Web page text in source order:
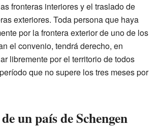
fronteras interiores y el traslado de
exteriores. Toda persona que haya
por la frontera exterior de uno de los
el convenio, tendrá derecho, en
libremente por el territorio de todos
que no supere los tres meses por
un país de Schengen